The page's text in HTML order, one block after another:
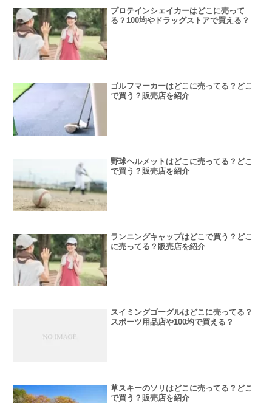
プロテインシェイカーはどこに売って
る？100均やドラッグストアで買える？
ゴルフマーカーはどこに売ってる？どこ
で買う？販売店を紹介
野球ヘルメットはどこに売ってる？どこ
で買う？販売店を紹介
ランニングキャップはどこで買う？どこ
に売ってる？販売店を紹介
スイミングゴーグルはどこに売ってる？
スポーツ用品店や100均で買える？
草スキーのソリはどこに売ってる？どこ
で買う？販売店を紹介